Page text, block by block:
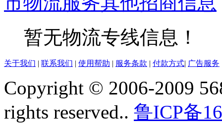
暂无物流专线信息！
关于我们 | 联系我们 | 使用帮助 | 服务条款 | 付款方式| 广告服务
Copyright © 2006-2009
rights reserved.. 鲁ICP备